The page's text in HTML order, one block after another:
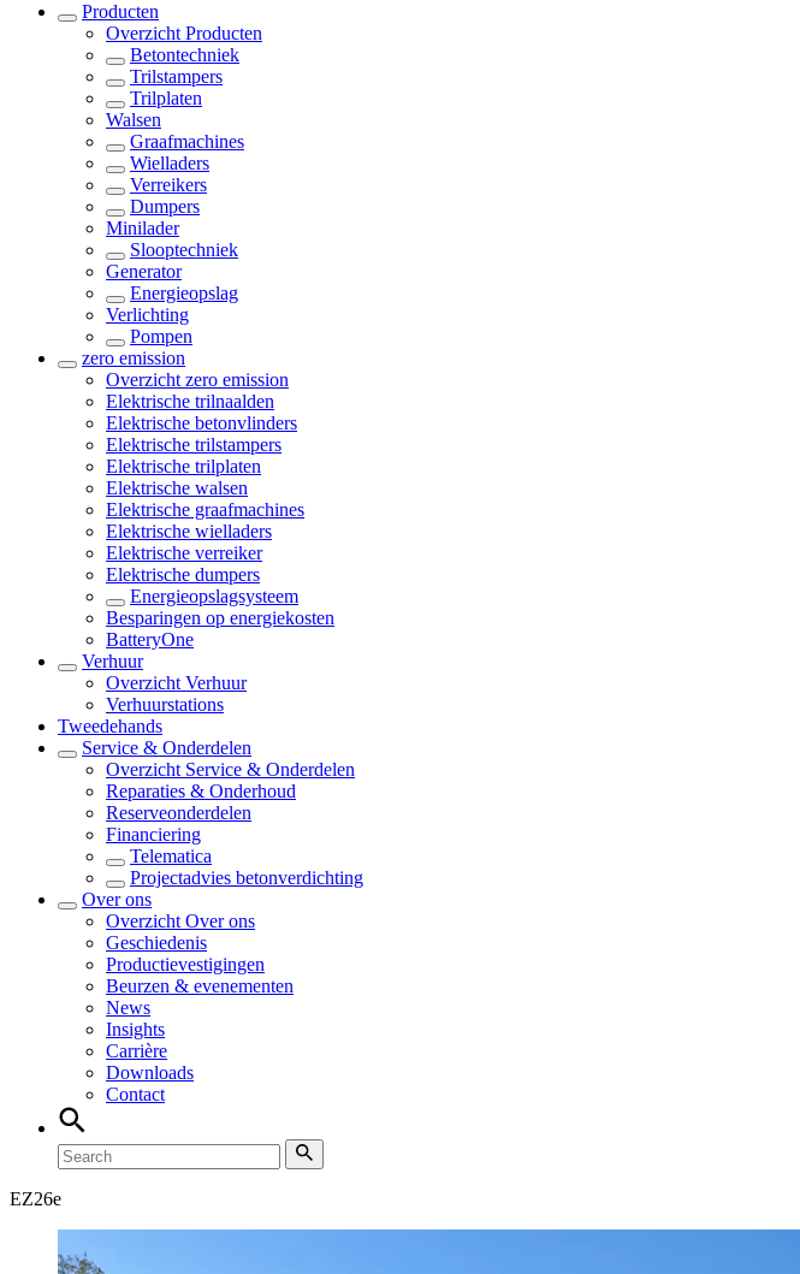
Producten
Overzicht Producten
Betontechniek
Trilstampers
Trilplaten
Walsen
Graafmachines
Wielladers
Verreikers
Dumpers
Minilader
Slooptechniek
Generator
Energieopslag
Verlichting
Pompen
zero emission
Overzicht zero emission
Elektrische trilnaalden
Elektrische betonvlinders
Elektrische trilstampers
Elektrische trilplaten
Elektrische walsen
Elektrische graafmachines
Elektrische wielladers
Elektrische verreiker
Elektrische dumpers
Energieopslagsysteem
Besparingen op energiekosten
BatteryOne
Verhuur
Overzicht Verhuur
Verhuurstations
Tweedehands
Service & Onderdelen
Overzicht Service & Onderdelen
Reparaties & Onderhoud
Reserveonderdelen
Financiering
Telematica
Projectadvies betonverdichting
Over ons
Overzicht Over ons
Geschiedenis
Productievestigingen
Beurzen & evenementen
News
Insights
Carrière
Downloads
Contact
EZ26e